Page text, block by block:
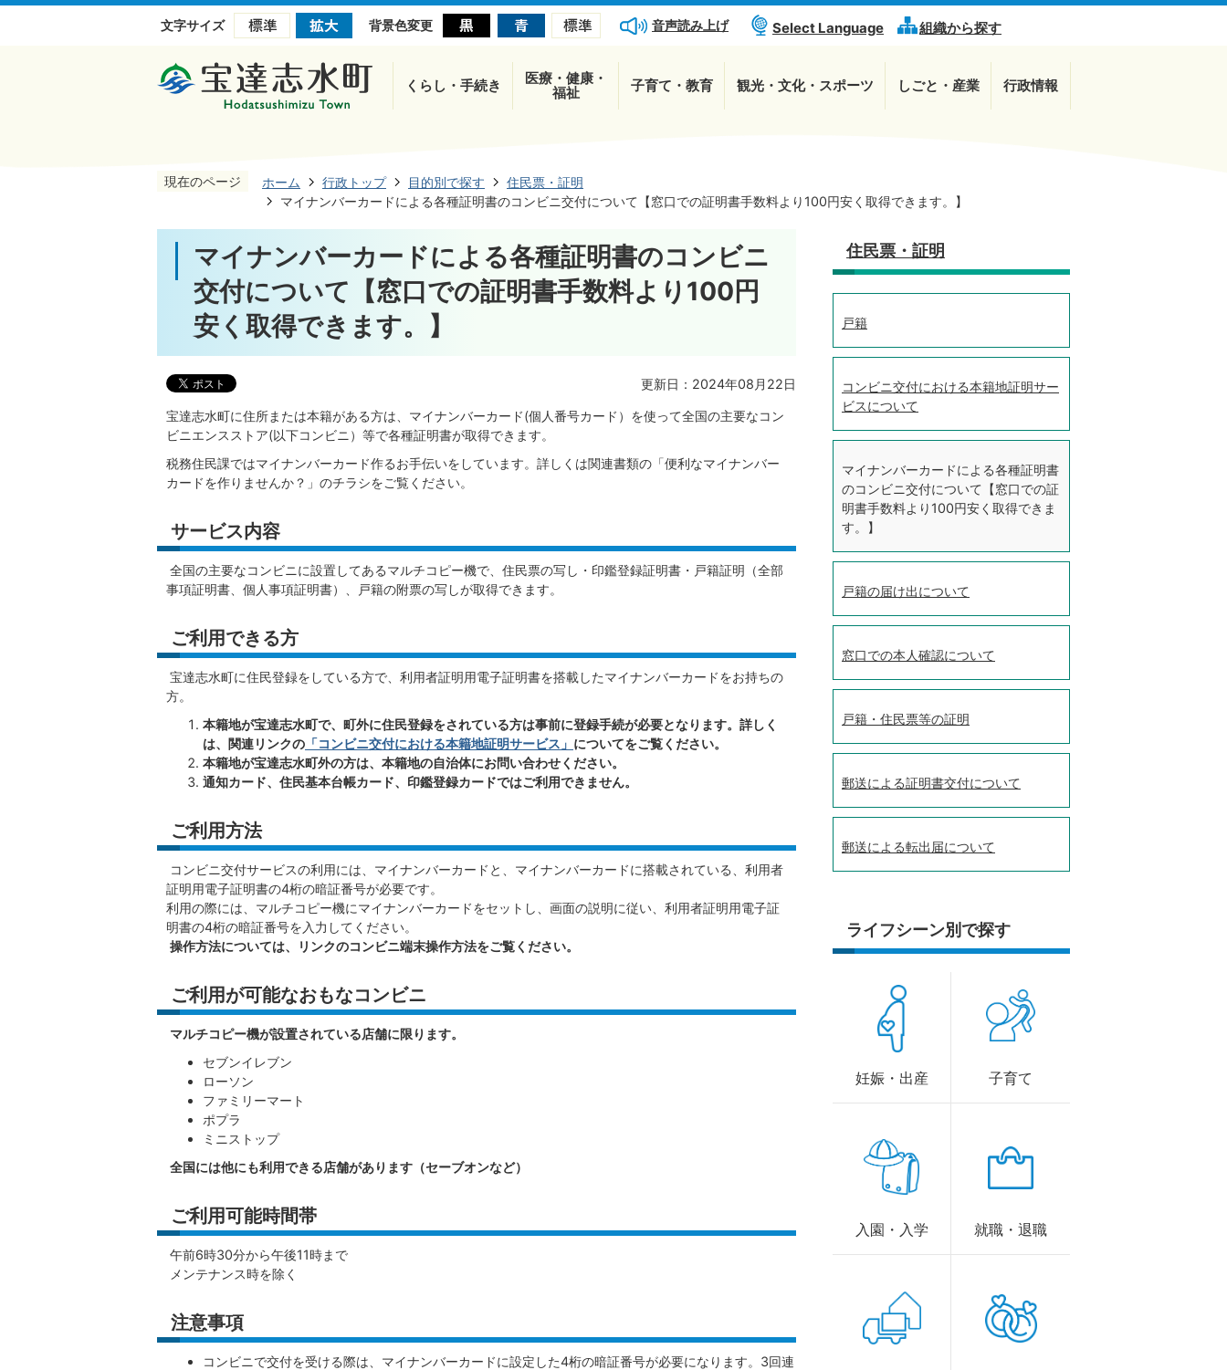
文字サイズ 背景色変更 音声読み上げ Select Language 組織から探す
くらし・手続き
医療・健康・
福祉
子育て・教育 観光・文化・スポーツ しごと・産業 行政情報
現在のページ ホーム 行政トップ 目的別で探す
住民票・証明
マイナンバーカードによる各種証明書のコンビニ交付について【窓口での証明書手数料より100円安く取得できます。】
マイナンバーカードによる各種証明書のコンビニ
交付について【窓口での証明書手数料より100円
安く取得できます。】
更新日：2024年08月22日
宝達志水町に住所または本籍がある方は、マイナンバーカード(個人番号カード）を使って全国の主要なコン
ビニエンスストア(以下コンビニ）等で各種証明書が取得できます。
税務住民課ではマイナンバーカード作るお手伝いをしています。詳しくは関連書類の「便利なマイナンバー
カードを作りませんか？」のチラシをご覧ください。
サービス内容
全国の主要なコンビニに設置してあるマルチコピー機で、住民票の写し・印鑑登録証明書・戸籍証明（全部
事項証明書、個人事項証明書）、戸籍の附票の写しが取得できます。
ご利用できる方
宝達志水町に住民登録をしている方で、利用者証明用電子証明書を搭載したマイナンバーカードをお持ちの
方。
本籍地が宝達志水町で、町外に住民登録をされている方は事前に登録手続が必要となります。詳しく
は、関連リンクの 「コンビニ交付における本籍地証明サービス」 についてをご覧ください。
本籍地が宝達志水町外の方は、本籍地の自治体にお問い合わせください。
通知カード、住民基本台帳カード、印鑑登録カードではご利用できません。
ご利用方法
コンビニ交付サービスの利用には、マイナンバーカードと、マイナンバーカードに搭載されている、利用者
証明用電子証明書の4桁の暗証番号が必要です。
利用の際には、マルチコピー機にマイナンバーカードをセットし、画面の説明に従い、利用者証明用電子証
明書の4桁の暗証番号を入力してください。
操作方法については、リンクのコンビニ端末操作方法をご覧ください。
ご利用が可能なおもなコンビニ
マルチコピー機が設置されている店舗に限ります。
セブンイレブン
ローソン
ファミリーマート
ポプラ
ミニストップ
全国には他にも利用できる店舗があります（セーブオンなど）
ご利用可能時間帯
午前6時30分から午後11時まで
メンテナンス時を除く
注意事項
コンビニで交付を受ける際は、マイナンバーカードに設定した4桁の暗証番号が必要になります。3回連
住民票・証明
戸籍
コンビニ交付における本籍地証明サー
ビスについて
マイナンバーカードによる各種証明書
のコンビニ交付について【窓口での証
明書手数料より100円安く取得できま
す。】
戸籍の届け出について
窓口での本人確認について
戸籍・住民票等の証明
郵送による証明書交付について
郵送による転出届について
ライフシーン別で探す
妊娠・出産 子育て
入園・入学 就職・退職